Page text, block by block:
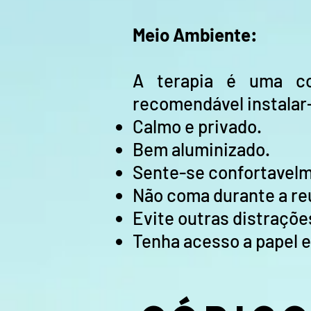
Meio Ambiente:
A terapia é uma
recomendável
Calmo e privado.
Bem aluminizado.
Sente-se
Não coma durante a
Evite outras
Tenha acesso a papel